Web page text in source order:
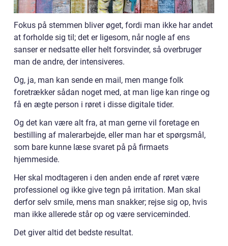
Fokus på stemmen bliver øget, fordi man ikke har andet
at forholde sig til; det er ligesom, når nogle af ens
sanser er nedsatte eller helt forsvinder, så overbruger
man de andre, der intensiveres.
Og, ja, man kan sende en mail, men mange folk
foretrækker sådan noget med, at man lige kan ringe og
få en ægte person i røret i disse digitale tider.
Og det kan være alt fra, at man gerne vil foretage en
bestilling af malerarbejde, eller man har et spørgsmål,
som bare kunne læse svaret på på firmaets
hjemmeside.
Her skal modtageren i den anden ende af røret være
professionel og ikke give tegn på irritation. Man skal
derfor selv smile, mens man snakker; rejse sig op, hvis
man ikke allerede står op og være serviceminded.
Det giver altid det bedste resultat.